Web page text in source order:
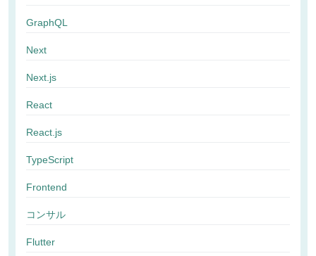
GraphQL
Next
Next.js
React
React.js
TypeScript
Frontend
コンサル
Flutter